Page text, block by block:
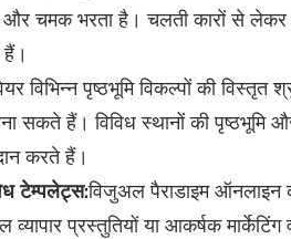
और चमक भरता है। चलती कारों से लेकर
हैं।
विभिन्न पृष्ठभूमि विकल्पों की
सकते हैं। विविध स्थानों की पृष्ठभूमि
करते हैं।
टेम्पलेट्स:विजुअल पैराडाइम ऑनलाइन
प्रस्तुतियों या आकर्षक